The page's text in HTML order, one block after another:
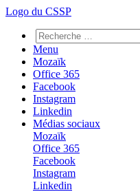
Logo du CSSP
Menu
Mozaïk
Office 365
Facebook
Instagram
Linkedin
Médias sociaux
Mozaïk
Office 365
Facebook
Instagram
Linkedin